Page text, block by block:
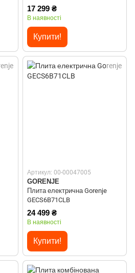
17 299 ₴
В наявності
Купити!
Артикул: 00-00047005
GORENJE
Плита електрична Gorenje
GECS6B71CLB
24 499 ₴
В наявності
Купити!